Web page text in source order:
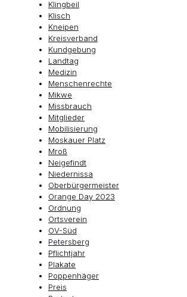
Klingbeil
Klisch
Kneipen
Kreisverband
Kundgebung
Landtag
Medizin
Menschenrechte
Mikwe
Missbrauch
Mitglieder
Mobilisierung
Moskauer Platz
Mroß
Neigefindt
Niedernissa
Oberbürgermeister
Orange Day 2023
Ordnung
Ortsverein
OV-Süd
Petersberg
Pflichtjahr
Plakate
Poppenhäger
Preis